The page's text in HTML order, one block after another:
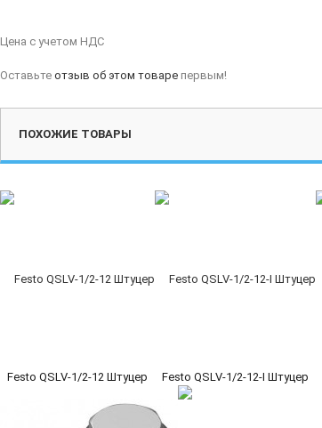
Цена с учетом НДС
Оставьте отзыв об этом товаре первым!
ПОХОЖИЕ ТОВАРЫ
Festo QSLV-1/2-12 Штуцер Festo QSLV-1/2-12-I Штуцер